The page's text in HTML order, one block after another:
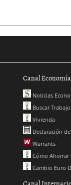
Canal Economía
Noticias
Buscar Trabajo
Vivienda
Declaración
Warrants
Cómo Ahorrar
Cambio Euro